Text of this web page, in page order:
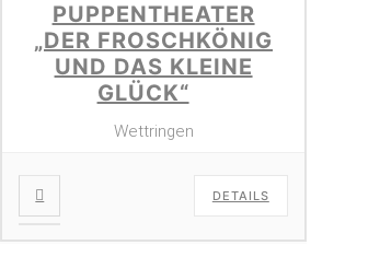
PUPPENTHEATER
„DER FROSCHKÖNIG
UND DAS KLEINE
GLÜCK“
Wettringen
DETAILS